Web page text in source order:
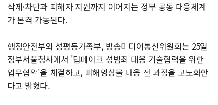
삭제·차단과 피해자 지원까지 이어지는 정부 공동 대응체계
가 본격 가동된다.
행정안전부와 성평등가족부, 방송미디어통신위원회는 25일
정부서울청사에서 '딥페이크 성범죄 대응 기술협력을 위한
업무협약'을 체결하고, 피해영상물 대응 전 과정을 고도화한
다고 밝혔다.